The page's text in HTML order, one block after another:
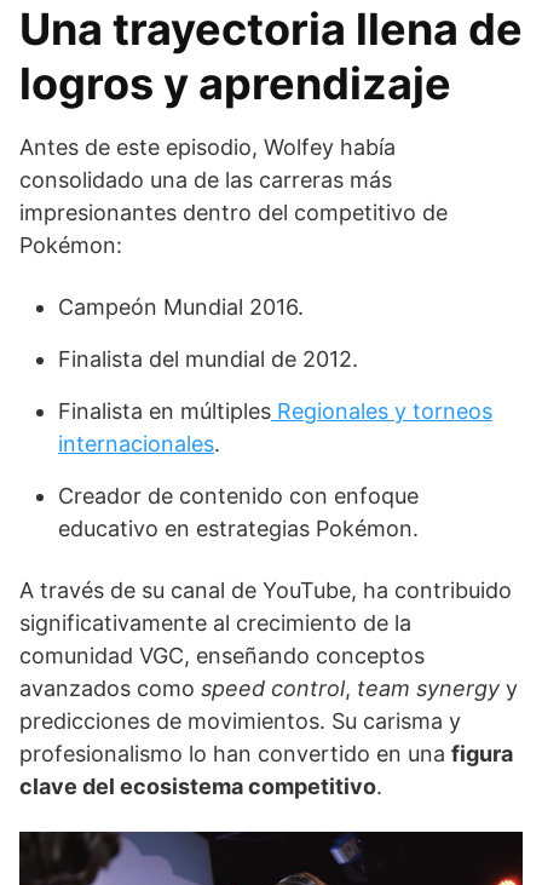
Una trayectoria llena de
logros y aprendizaje
Antes de este episodio, Wolfey había
consolidado una de las carreras más
impresionantes dentro del competitivo de
Pokémon:
Campeón Mundial 2016.
Finalista del mundial de 2012.
Finalista en múltiples Regionales y torneos
internacionales.
Creador de contenido con enfoque
educativo en estrategias Pokémon.
A través de su canal de YouTube, ha contribuido
significativamente al crecimiento de la
comunidad VGC, enseñando conceptos
avanzados como speed control, team synergy y
predicciones de movimientos. Su carisma y
profesionalismo lo han convertido en una figura
clave del ecosistema competitivo.